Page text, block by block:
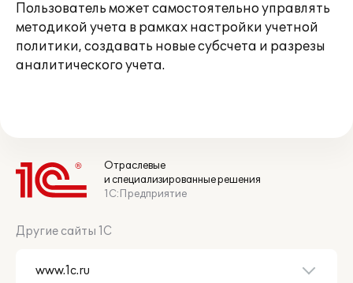
Пользователь может самостоятельно управлять
методикой учета в рамках настройки учетной
политики, создавать новые субсчета и разрезы
аналитического учета.
Отраслевые
и специализированные решения
1С:Предприятие
Другие сайты 1С